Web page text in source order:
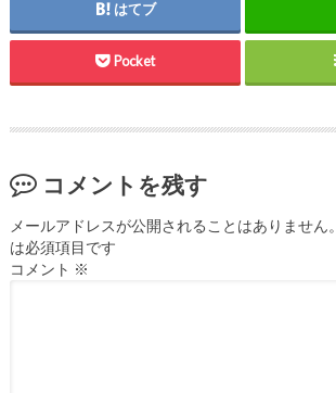
はてブ
Pocket
コメントを残す
メールアドレスが公開されることはありません。
は必須項目です
コメント ※